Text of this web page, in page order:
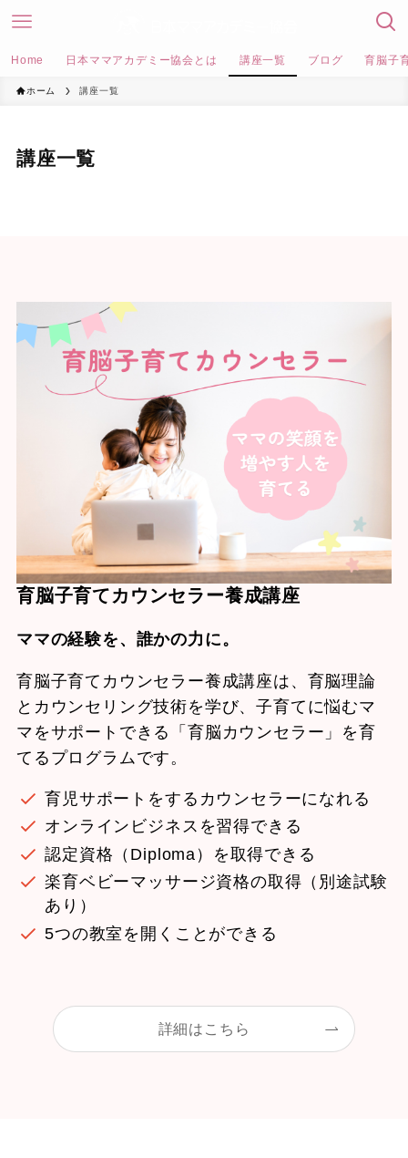
Home 日本ママアカデミー協会とは 講座一覧 ブログ 育脳子
ホーム 講座一覧
講座一覧
育脳子育てカウンセラー養成講座
ママの経験を、誰かの力に。
育脳子育てカウンセラー養成講座は、育脳理論
とカウンセリング技術を学び、子育てに悩むマ
マをサポートできる「育脳カウンセラー」を育
てるプログラムです。
育児サポートをするカウンセラーになれる
オンラインビジネスを習得できる
認定資格（Diploma）を取得できる
楽育ベビーマッサージ資格の取得（別途試験
あり）
5つの教室を開くことができる
詳細はこちら